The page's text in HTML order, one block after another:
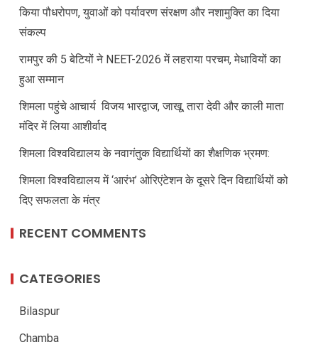
किया पौधरोपण, युवाओं को पर्यावरण संरक्षण और नशामुक्ति का दिया
संकल्प
रामपुर की 5 बेटियों ने NEET-2026 में लहराया परचम, मेधावियों का
हुआ सम्मान
शिमला पहुंचे आचार्य विजय भारद्वाज, जाखू, तारा देवी और काली माता
मंदिर में लिया आशीर्वाद
शिमला विश्वविद्यालय के नवागंतुक विद्यार्थियों का शैक्षणिक भ्रमण:
शिमला विश्वविद्यालय में ‘आरंभ’ ओरिएंटेशन के दूसरे दिन विद्यार्थियों को
दिए सफलता के मंत्र
RECENT COMMENTS
CATEGORIES
Bilaspur
Chamba